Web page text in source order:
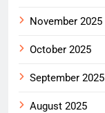
November 2025
October 2025
September 2025
August 2025